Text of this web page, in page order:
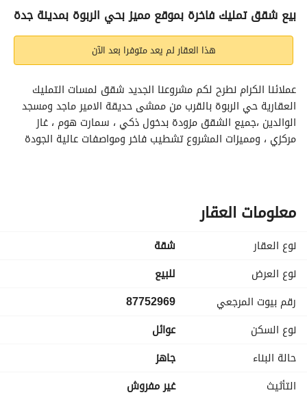
التفاصيل معلومات ترخيص الإعلان حاسبة التمويل
بيع شقق تمليك فاخرة بموقع مميز بحي الربوة بمدينة جدة
هذا العقار لم يعد متوفرا بعد الآن
*شقة مكونه من 5غرف مساحة 219 متر مربع
مدخلين
4 دورات مياه
صالة
مطبخ
غرفة عاملة مع دورة مياه
غرفة غسيل
موقف سيارة خاص
خزان مستقل أرضي وعلوي
مصعد
معلومات العقار
نوع العقار
شقة
نوع العرض
للبيع
رقم بيوت المرجعي
87752969
نوع السكن
عوائل
حالة البناء
جاهز
التأثيث
غير مفروش